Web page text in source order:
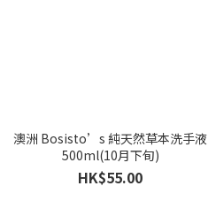
澳洲 Bosisto’s 純天然草本洗手液
500ml(10月下旬)
HK$55.00